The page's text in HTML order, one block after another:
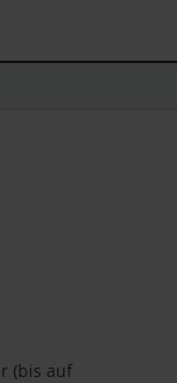
(bis auf